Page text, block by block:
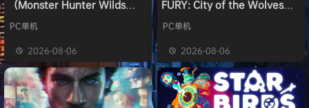
（Monster Hunter Wilds
PC单机
2026-08-06
FURY: City of the Wolves）
PC单机
2026-08-06